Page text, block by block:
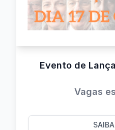
Evento de
Vagas